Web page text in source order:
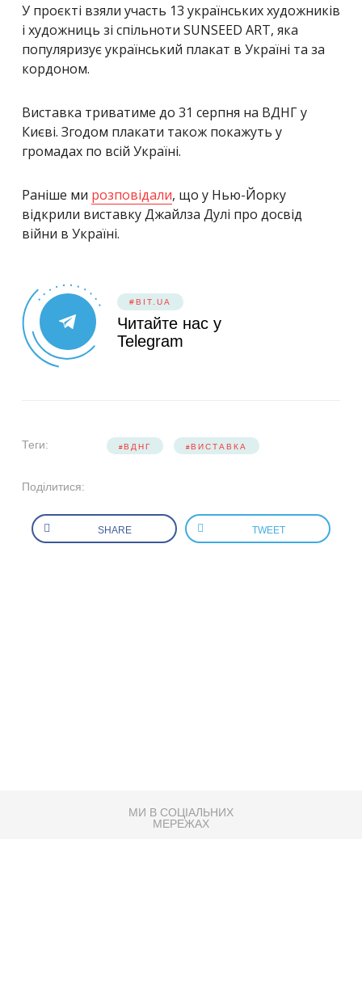
У проєкті взяли участь 13 українських художників
і художниць зі спільноти SUNSEED ART, яка
популяризує український плакат в Україні та за
кордоном.
Виставка триватиме до 31 серпня на ВДНГ у
Києві. Згодом плакати також покажуть у
громадах по всій Україні.
Раніше ми розповідали, що у Нью-Йорку
відкрили виставку Джайлза Дулі про досвід
війни в Україні.
#BIT.UA
Читайте нас у
Telegram
Теги: ВДНГ ВИСТАВКА
Поділитися:
SHARE TWEET
МИ В СОЦІАЛЬНИХ
МЕРЕЖАХ